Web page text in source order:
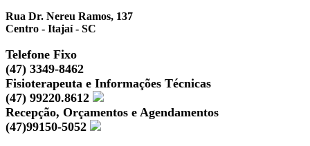
Rua Dr. Nereu Ramos, 137
Centro - Itajaí - SC
Telefone Fixo
(47) 3349-8462
Fisioterapeuta e Informações Técnicas
(47) 99220.8612
Recepção, Orçamentos e Agendamentos
(47)99150-5052